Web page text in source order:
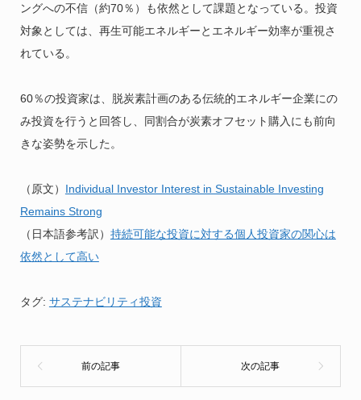
ングへの不信（約70％）も依然として課題となっている。投資
対象としては、再生可能エネルギーとエネルギー効率が重視さ
れている。
60％の投資家は、脱炭素計画のある伝統的エネルギー企業にの
み投資を行うと回答し、同割合が炭素オフセット購入にも前向
きな姿勢を示した。
（原文） Individual Investor Interest in Sustainable Investing
Remains Strong
（日本語参考訳） 持続可能な投資に対する個人投資家の関心は
依然として高い
タグ: サステナビリティ投資